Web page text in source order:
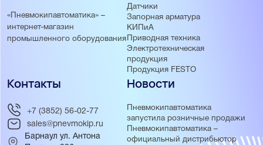
«Пневмокипавтоматика» –
интернет-магазин
промышленного оборудования
Датчики
Запорная арматура
КИПиА
Приводная техника
Электротехническая
продукция
Продукция FESTO
Новости
Пневмокипавтоматика
запустила розничные продажи
Пневмокипавтоматика –
официальный дистрибьютор
Контакты
+7 (3852) 56-02-77
sales@pnevmokip.ru
Барнаул ул. Антона